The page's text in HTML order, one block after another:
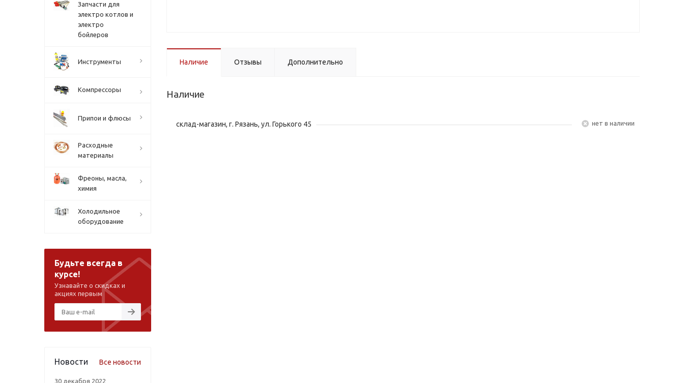
Наличие Отзывы Дополнительно
Наличие
склад-магазин, г. Рязань, ул. Горького 45 Нет в наличии
Запчасти для
электро котлов и
электро
бойлеров
Инструменты
Компрессоры
Припои и флюсы
Расходные
материалы
Фреоны, масла,
химия
Холодильное
оборудование
Будьте всегда в
курсе!
Узнавайте о скидках и
акциях первым
Новости Все новости
30 декабря 2022